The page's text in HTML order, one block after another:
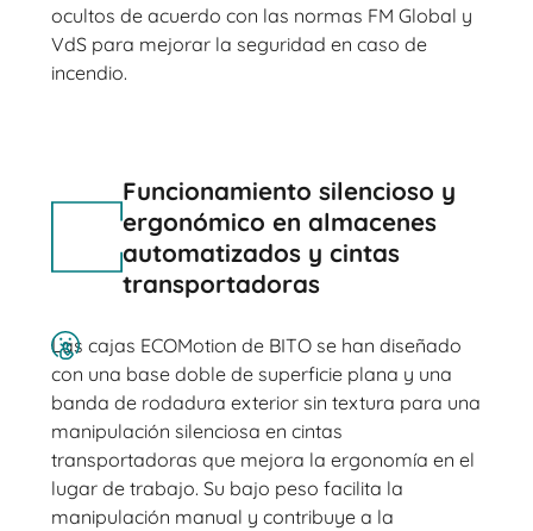
ocultos de acuerdo con las normas FM Global y
VdS para mejorar la seguridad en caso de
incendio.
Funcionamiento silencioso y
ergonómico en almacenes
automatizados y cintas
transportadoras
Las cajas ECOMotion de BITO se han diseñado
con una base doble de superficie plana y una
banda de rodadura exterior sin textura para una
manipulación silenciosa en cintas
transportadoras que mejora la ergonomía en el
lugar de trabajo. Su bajo peso facilita la
manipulación manual y contribuye a la